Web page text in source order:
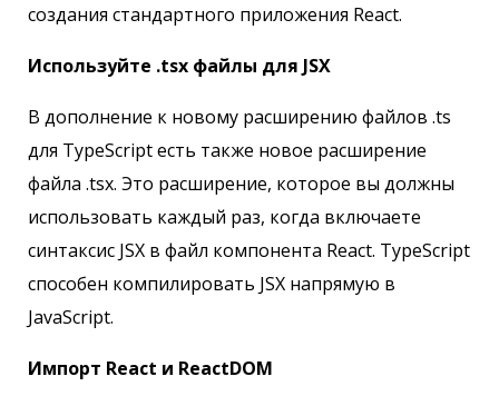
создания стандартного приложения React.
Используйте .tsx файлы для JSX
В дополнение к новому расширению файлов .ts
для TypeScript есть также новое расширение
файла .tsx. Это расширение, которое вы должны
использовать каждый раз, когда включаете
синтаксис JSX в файл компонента React. TypeScript
способен компилировать JSX напрямую в
JavaScript.
Импорт React и ReactDOM